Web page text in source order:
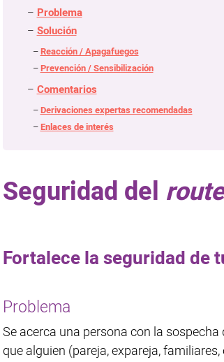
Problema
Solución
Reacción / Apagafuegos
Prevención / Sensibilización
Comentarios
Derivaciones expertas recomendadas
Enlaces de interés
Seguridad del
Fortalece la seguridad de
Problema
Se acerca una persona con la
que alguien (pareja, expareja,